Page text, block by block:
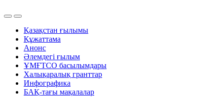
Қазақстан ғылымы
Құжаттама
Анонс
Әлемдегі ғылым
ҰМҒТСО басылымдары
Халықаралық гранттар
Инфографика
БАҚ-тағы мақалалар